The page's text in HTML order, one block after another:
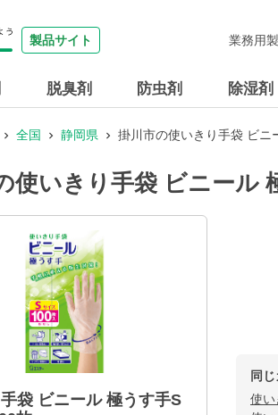
製品サイト
脱臭剤 防虫剤 除湿剤
業務用
全国 静岡県 掛川市の使いきり手袋 ビニ
使いきり手袋 ビニール
袋 ビニール 極うす手S
同
使い